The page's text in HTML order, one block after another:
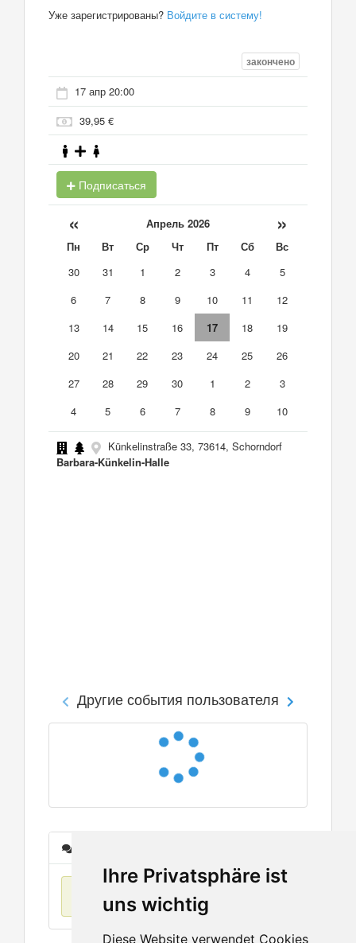
Ihre Privatsphäre ist
uns wichtig
Diese Website verwendet Cookies
Уже зарегистрированы? Войдите в систему!
закончено
17 апр 20:00
39,95 €
Подписаться
« Апрель 2026 »
Пн Вт Ср Чт Пт Сб
Вс
30
31 1 2 3 4
5
6
7 8 9 10 11
12
13
14 15 16 17 18
19
20
21 22 23 24 25
26
27
28 29 30 1 2
3
4
5 6 7 8 9 10
Künkelinstraße 33, 73614, Schorndorf
Barbara-Künkelin-Halle
Другие события пользователя